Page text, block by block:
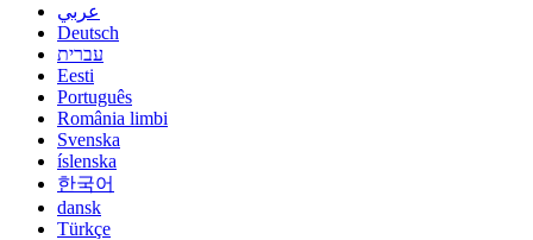
عربي
Deutsch
עברית
Eesti
Português
România limbi
Svenska
íslenska
한국어
dansk
Türkçe